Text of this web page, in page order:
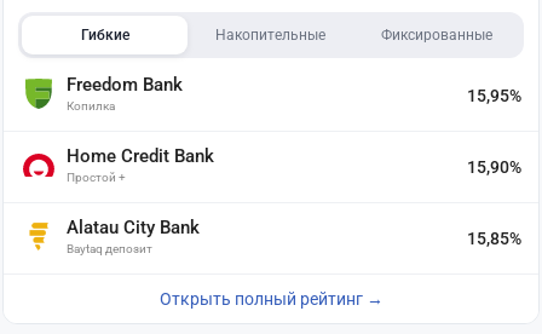
Гибкие Накопительные Фиксированные
Freedom Bank
Копилка
15,95%
Home Credit Bank
Простой +
15,90%
Alatau City Bank
Baytaq депозит
15,85%
Открыть полный рейтинг →